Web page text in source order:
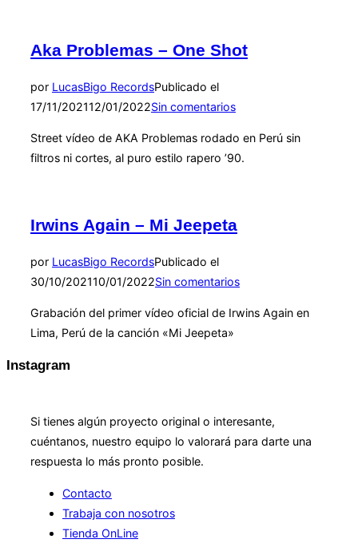
Aka Problemas – One Shot
por LucasBigo RecordsPublicado el
17/11/202112/01/2022Sin comentarios
Street vídeo de AKA Problemas rodado en Perú sin
filtros ni cortes, al puro estilo rapero ’90.
Irwins Again – Mi Jeepeta
por LucasBigo RecordsPublicado el
30/10/202110/01/2022Sin comentarios
Grabación del primer vídeo oficial de Irwins Again en
Lima, Perú de la canción «Mi Jeepeta»
Instagram
Si tienes algún proyecto original o interesante,
cuéntanos, nuestro equipo lo valorará para darte una
respuesta lo más pronto posible.
Contacto
Trabaja con nosotros
Tienda OnLine